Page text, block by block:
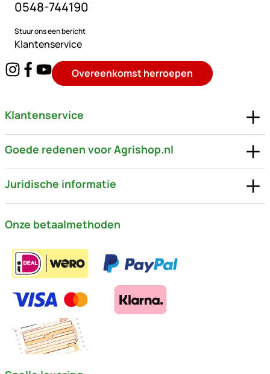
0548-744190
Stuur ons een bericht
Klantenservice
Overeenkomst herroepen
Klantenservice
Goede redenen voor Agrishop.nl
Juridische informatie
Onze betaalmethoden